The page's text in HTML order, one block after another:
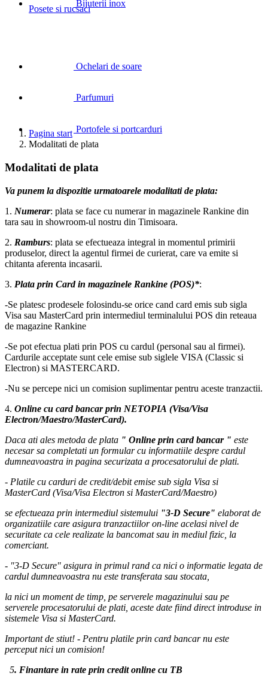
Bijuterii inox
Posete si rucsaci
Ochelari de soare
Parfumuri
Portofele si portcarduri
Pagina start
Modalitati de plata
Modalitati de plata
Va punem la dispozitie urmatoarele modalitati de plata:
1. Numerar: plata se face cu numerar in magazinele Rankine din
tara sau in showroom-ul nostru din Timisoara.
2. Ramburs: plata se efectueaza integral in momentul primirii
produselor, direct la agentul firmei de curierat, care va emite si
chitanta aferenta incasarii.
3. Plata prin Card in magazinele Rankine (POS)*:
-Se platesc prodesele folosindu-se orice cand card emis sub sigla
Visa sau MasterCard prin intermediul terminalului POS din reteaua
de magazine Rankine
-Se pot efectua plati prin POS cu cardul (personal sau al firmei).
Cardurile acceptate sunt cele emise sub siglele VISA (Classic si
Electron) si MASTERCARD.
-Nu se percepe nici un comision suplimentar pentru aceste tranzactii.
4. Online cu card bancar prin NETOPIA (Visa/Visa
Electron/Maestro/MasterCard).
Daca ati ales metoda de plata " Online prin card bancar " este
necesar sa completati un formular cu informatiile despre cardul
dumneavoastra in pagina securizata a procesatorului de plati.
- Platile cu carduri de credit/debit emise sub sigla Visa si
MasterCard (Visa/Visa Electron si MasterCard/Maestro)
se efectueaza prin intermediul sistemului "3-D Secure" elaborat de
organizatiile care asigura tranzactiilor on-line acelasi nivel de
securitate ca cele realizate la bancomat sau in mediul fizic, la
comerciant.
- "3-D Secure" asigura in primul rand ca nici o informatie legata de
cardul dumneavoastra nu este transferata sau stocata,
la nici un moment de timp, pe serverele magazinului sau pe
serverele procesatorului de plati, aceste date fiind direct introduse in
sistemele Visa si MasterCard.
Important de stiut! - Pentru platile prin card bancar nu este
perceput nici un comision!
5. Finantare in rate prin credit online cu TB